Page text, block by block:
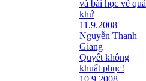
và bài học về quá
khứ
11.9.2008
Nguyễn Thanh
Giang
Quyết không
khuất phục!
10.9.2008